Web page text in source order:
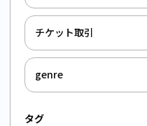
チケット取引
genre
タグ